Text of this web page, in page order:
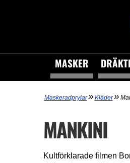
MASKER
Maskeradprylar» Kläder»
MANKINI
Kultförklarade filmen